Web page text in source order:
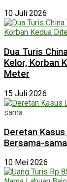
10 Juli 2026
Dua Turis
Kelor, Korban
Meter
15 Juli 2026
Deretan Kasus
Bersama-sama
10 Mei 2026